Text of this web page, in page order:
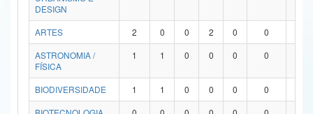
Secretaria de Governo
Advocacia-Geral da União
DESIGN
ARTES 2 0 0 2 0 0
ASTRONOMIA /
FÍSICA
1 1 0 0 0 0
BIODIVERSIDADE 1 1 0 0 0 0